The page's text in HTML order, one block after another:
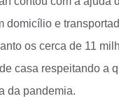
domicílio e
os cerca de 11
casa respeitando a
da pandemia.